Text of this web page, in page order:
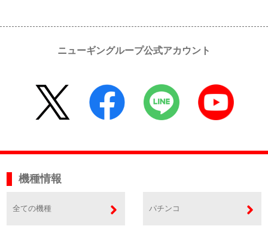
ニューギングループ公式アカウント
機種情報
全ての機種 パチンコ